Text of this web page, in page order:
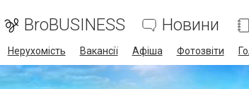
BroBUSINESS Новини
Нерухомість Вакансії Афіша Фотозвіти